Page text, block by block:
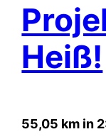
Heiß!
55,05 km in